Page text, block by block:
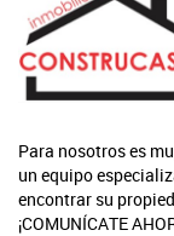
Para nosotros es
un equipo
encontrar su
¡COMUNÍCATE